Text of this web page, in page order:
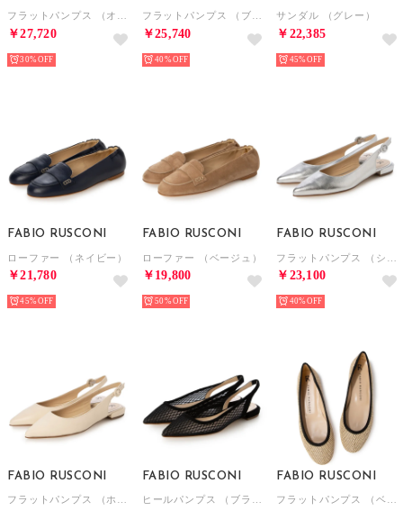
フラットパンプス （オレンジ）
￥27,720
30%
フラットパンプス （ブラック）
￥25,740
40%
サンダル （グレー）
￥22,385
45%
FABIO RUSCONI
ローファー （ネイビー）
￥21,780
45%
FABIO RUSCONI
ローファー （ベージュ）
￥19,800
50%
FABIO RUSCONI
￥23,100
40%
FABIO RUSCONI FABIO RUSCONI FABIO RUSCONI